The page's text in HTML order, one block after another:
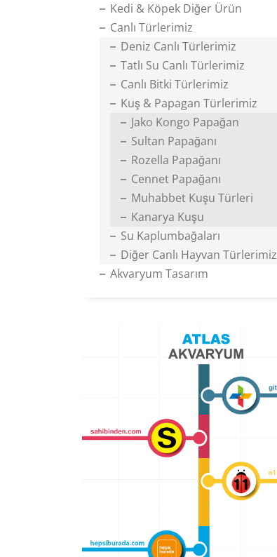
Kedi & Köpek Diğer Ürün
Canlı Türlerimiz
Deniz Canlı Türlerimiz
Tatlı Su Canlı Türlerimiz
Canlı Bitki Türlerimiz
Kuş & Papagan Türlerimiz
Jako Kongo Papağan
Sultan Papağanı
Rozella Papağanı
Cennet Papağanı
Muhabbet Kuşu Türleri
Kanarya Kuşu
Su Kaplumbağaları
Diğer Canlı Hayvan Türlerimiz
Akvaryum Tasarım